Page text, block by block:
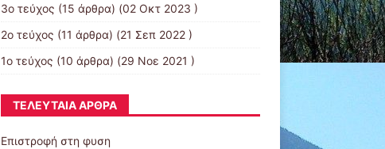
3ο τεύχος (15 άρθρα) (02 Οκτ 2023 )
2ο τεύχος (11 άρθρα) (21 Σεπ 2022 )
1ο τεύχος (10 άρθρα) (29 Νοε 2021 )
ΤΕΛΕΥΤΑΊΑ ΆΡΘΡΑ
Επιστροφή στη φυση